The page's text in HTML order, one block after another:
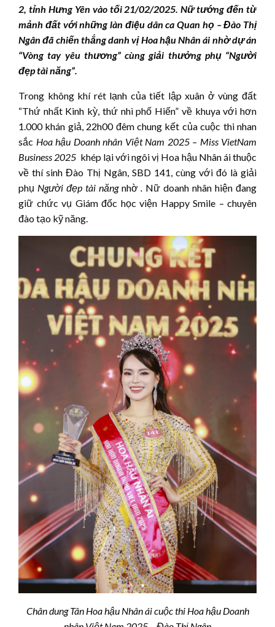
2, tỉnh Hưng Yên vào tối 21/02/2025. Nữ tướng đến từ
mảnh đất với những làn điệu dân ca Quan họ – Đào Thị
Ngân đã chiến thắng danh vị Hoa hậu Nhân ái nhờ dự án
“Vòng tay yêu thương” cùng giải thưởng phụ “Người
đẹp tài năng”.
Trong không khí rét lạnh của tiết lập xuân ở vùng đất
“Thứ nhất Kinh kỳ, thứ nhì phố Hiến” về khuya với hơn
1.000 khán giả, 22h00 đêm chung kết của cuộc thi nhan
sắc Hoa hậu Doanh nhân Việt Nam 2025 – Miss VietNam
Business 2025 khép lại với ngôi vị Hoa hậu Nhân ái thuộc
về thí sinh Đào Thị Ngân, SBD 141, cùng với đó là giải
phụ Người đẹp tài năng nhờ
Nữ doanh nhân hiện đang
giữ chức vụ Giám đốc học viện Happy Smile – chuyên
đào tạo kỹ năng.
Chân dung Tân Hoa hậu Nhân ái cuộc thi Hoa hậu Doanh